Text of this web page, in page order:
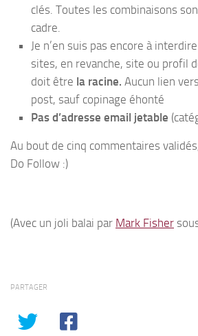
clés. Toutes les combinaisons
cadre.
Je n’en suis pas encore à
sites, en revanche, site ou profil
doit être la racine. Aucun lien
post, sauf copinage éhonté
Pas d’adresse email jetable
Au bout de cinq commentaires
Do Follow :)
(Avec un joli balai par Mark Fisher
PARTAGER